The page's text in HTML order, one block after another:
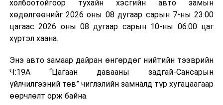
авах боломжтой аж.
байна. Тухайлбал, Германд лаг шатаах үйлдвэрээс
гарсан үнснээс фосфор сэргээн авах технологи
ашигладаг бол Нидерландад төвлөрсөн лаг
боловсруулах үйлдвэрүүдээр дулаан, цахилгаан
холбоотойгоор тухайн хэсгийн авто замын
хөдөлгөөнийг 2026 оны 08 дугаар сарын 7-ны 23:00
цагаас 2026 оны 08 дугаар сарын 10-ны 06:00 цаг
хүртэл хаана.
Энэ авто замаар дайран өнгөрдөг нийтийн тээврийн
Ч:19А “Цагаан давааны задгай-Сансарын
үйлчилгээний төв” чиглэлийн замналд түр хугацаагаар
өөрчлөлт орж байна.